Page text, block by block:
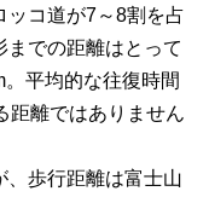
ッコ道が7～8割を占
での距離はとって
平均的な往復時間
距離ではありません
、歩行距離は富士山